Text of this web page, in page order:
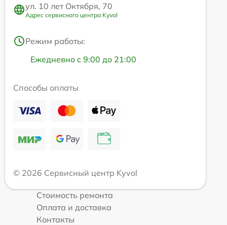
ул. 10 лет Октября, 70
Адрес сервисного центра Kyvol
Режим работы:
Ежедневно с 9:00 до 21:00
Способы оплаты
© 2026 Сервисный центр Kyvol
Стоимость ремонта
Оплата и доставка
Контакты